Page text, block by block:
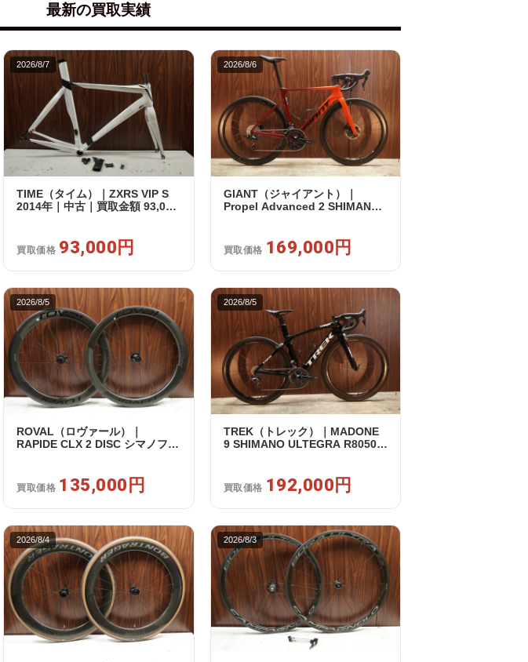
最新の買取実績
2026/8/7
TIME（タイム）｜ZXRS VIP S
2014年｜中古｜買取金額 93,000
買取価格 93,000円
2026/8/6
GIANT（ジャイアント）｜
Propel Advanced 2 SHIMANO
買取価格 169,000円
2026/8/5
ROVAL（ロヴァール）｜
RAPIDE CLX 2 DISC シマノフリ
買取価格 135,000円
2026/8/5
TREK（トレック）｜MADONE
9 SHIMANO ULTEGRA R8050
買取価格 192,000円
2026/8/4 2026/8/3